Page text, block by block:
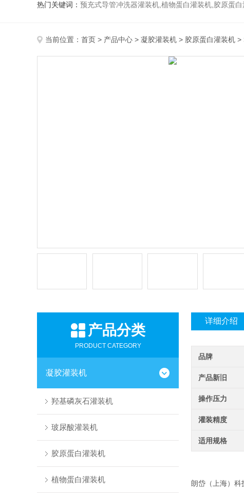
热门关键词： 预充式导管冲洗器灌装机,植物蛋白灌装机,胶原蛋
当前位置： 首页 > 产品中心 > 凝胶灌装机 > 胶原蛋白灌装机 >
产品分类
PRODUCT CATEGORY
凝胶灌装机
羟基磷灰石灌装机
玻尿酸灌装机
胶原蛋白灌装机
植物蛋白灌装机
详细介绍
品牌
产品新旧
操作压力
灌装精度
适用规格
朗岱（上海）科